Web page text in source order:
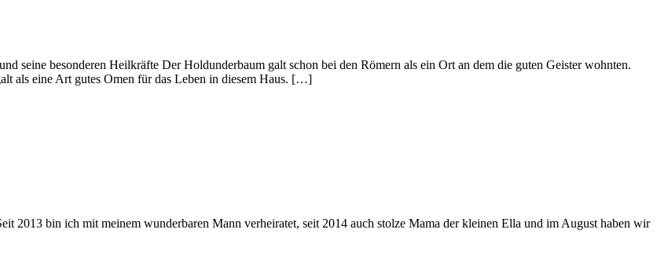
seine besonderen Heilkräfte Der Holdunderbaum galt schon bei den Römern als ein Ort an dem die guten Geister wohnten.
als eine Art gutes Omen für das Leben in diesem Haus. […]
2013 bin ich mit meinem wunderbaren Mann verheiratet, seit 2014 auch stolze Mama der kleinen Ella und im August haben wir